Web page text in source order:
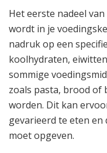
Het eerste nadeel
wordt in je
nadruk op een
koolhydraten,
sommige
zoals pasta, brood of
worden. Dit kan
gevarieerd te eten
moet opgeven.